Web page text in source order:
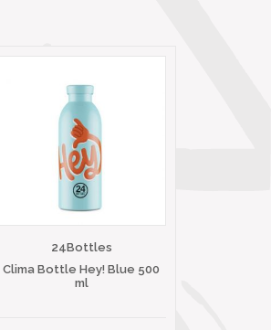
24Bottles
Clima Bottle Hey! Blue 500
ml